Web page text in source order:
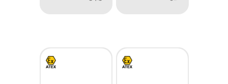
Type batterij